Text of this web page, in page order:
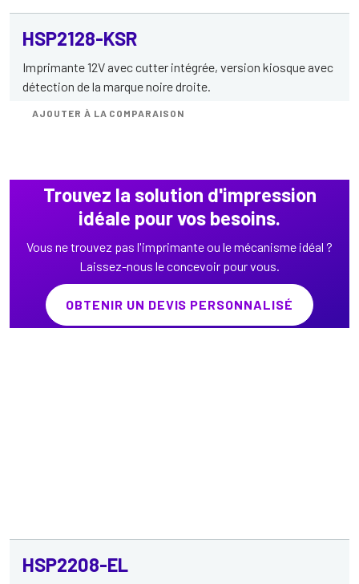
HSP2128-KSR
Imprimante 12V avec cutter intégrée, version kiosque avec
détection de la marque noire droite.
AJOUTER À LA COMPARAISON
Trouvez la solution d'impression
idéale pour vos besoins.
Vous ne trouvez pas l'imprimante ou le mécanisme idéal ?
Laissez-nous le concevoir pour vous.
OBTENIR UN DEVIS PERSONNALISÉ
HSP2208-EL